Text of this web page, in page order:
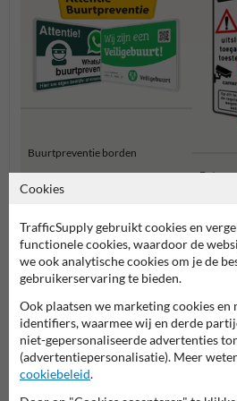
Buurtpreventie borden
Entree-
Cookies
TrafficSupply gebruikt cookies en
functionele cookies, waardoor de
we ook analytische cookies om je de
gebruikerservaring te bieden.
Ook plaatsen we marketing cookies
identifiers, waarmee wij en derde
niet-gepersonaliseerde advertenties
(advertentiepersonalisatie). Meer
cookiebeleid.